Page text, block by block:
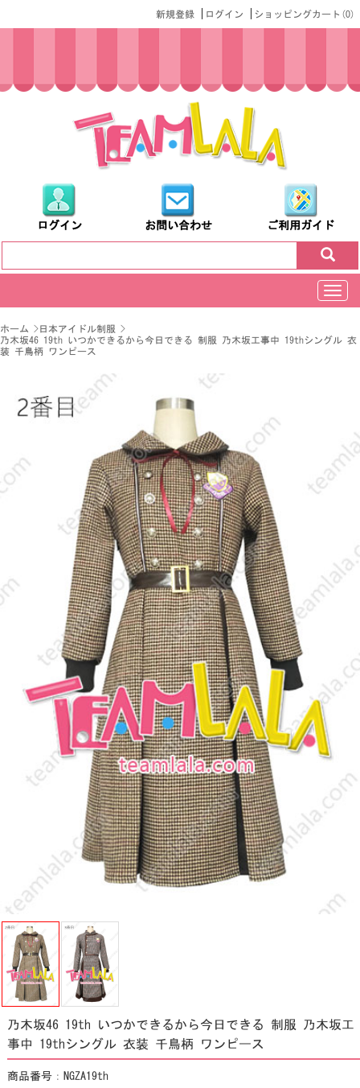
ショッピングカート(0)
ログイン
新規登録
ログイン お問い合わせ ご利用ガイド
切
换
航
ホーム >日本アイドル制服 >
乃木坂46 19th いつかできるから今日できる 制服 乃木坂工事中 19thシングル 衣
装 千鳥柄 ワンピース
乃木坂46 19th いつかできるから今日できる 制服 乃木坂工
事中 19thシングル 衣装 千鳥柄 ワンピース
商品番号：NGZA19th